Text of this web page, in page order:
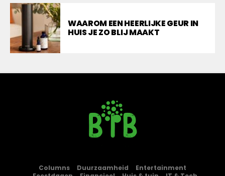
WAAROM EEN HEERLIJKE GEUR IN
HUIS JE ZO BLIJ MAAKT
Columns Duurzaamheid
Entertainment